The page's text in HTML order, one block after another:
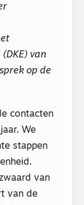
van
op de
contacten
We
stappen
van
van de